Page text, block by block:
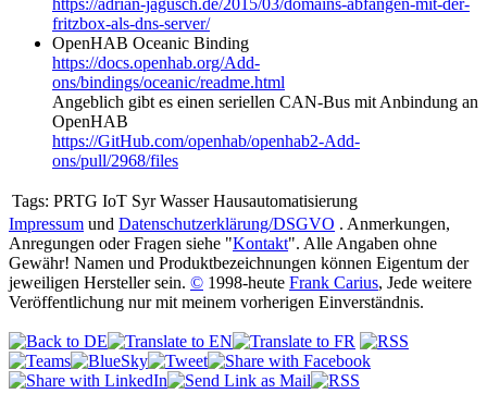
https://adrian-jagusch.de/2015/03/domains-abfangen-mit-der-
fritzbox-als-dns-server/
OpenHAB Oceanic Binding
https://docs.openhab.org/Add-
ons/bindings/oceanic/readme.html
Angeblich gibt es einen seriellen CAN-Bus mit Anbindung an
OpenHAB
https://GitHub.com/openhab/openhab2-Add-
ons/pull/2968/files
Tags: PRTG IoT Syr Wasser Hausautomatisierung
Impressum und Datenschutzerklärung/DSGVO . Anmerkungen,
Anregungen oder Fragen siehe "Kontakt". Alle Angaben ohne
Gewähr! Namen und Produktbezeichnungen können Eigentum der
jeweiligen Hersteller sein. © 1998-heute Frank Carius, Jede weitere
Veröffentlichung nur mit meinem vorherigen Einverständnis.